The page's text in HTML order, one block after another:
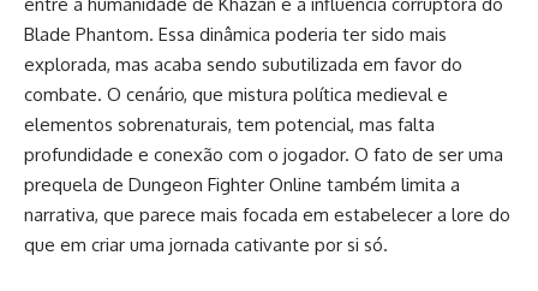
Blade Phantom. Essa dinâmica poderia ter sido mais
explorada, mas acaba sendo subutilizada em favor do
combate. O cenário, que mistura política medieval e
elementos sobrenaturais, tem potencial, mas falta
profundidade e conexão com o jogador. O fato de ser uma
prequela de Dungeon Fighter Online também limita a
narrativa, que parece mais focada em estabelecer a lore do
que em criar uma jornada cativante por si só.